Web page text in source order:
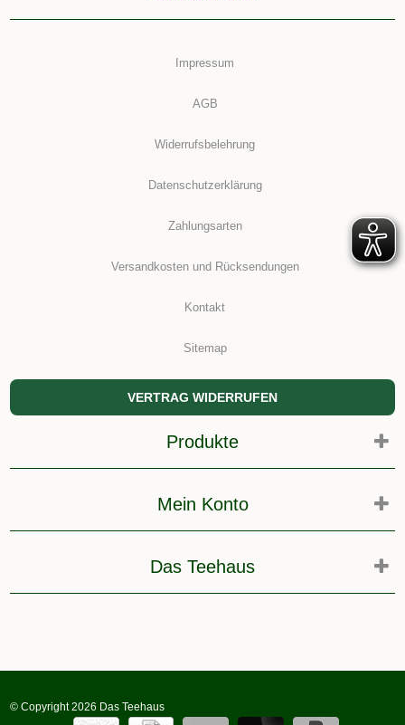
Impressum
AGB
Widerrufsbelehrung
Datenschutzerklärung
Zahlungsarten
Versandkosten und Rücksendungen
Kontakt
Sitemap
VERTRAG WIDERRUFEN
Produkte
Mein Konto
Das Teehaus
© Copyright 2026 Das Teehaus